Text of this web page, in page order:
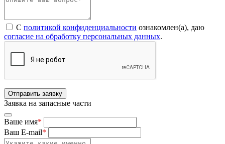
С политикой конфиденциальности ознакомлен(а), даю
согласие на обработку персональных данных.
Отправить заявку
Заявка на запасные части
Ваше имя*
Ваш E-mail*